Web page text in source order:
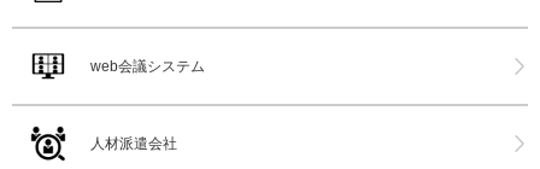
web会議システム
人材派遣会社